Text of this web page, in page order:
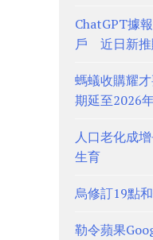
ChatGPT據
戶 近日新推
螞蟻收購耀
期延至2026
人口老化成
生育
烏修訂19點
勒令蘋果